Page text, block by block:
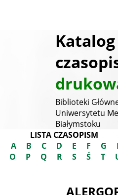
Katalog
Biblioteki
Uniwersytetu
Białymstoku
LISTA CZASOPISM
A
B C D E F G
O
P Q R S Ś T